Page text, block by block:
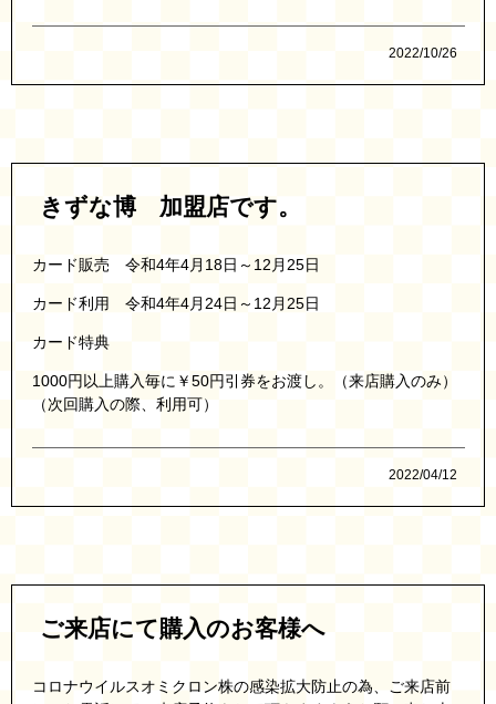
2022/10/26
きずな博 加盟店です。
カード販売 令和4年4月18日～12月25日
カード利用 令和4年4月24日～12月25日
カード特典
1000円以上購入毎に￥50円引券をお渡し。（来店購入のみ）
（次回購入の際、利用可）
2022/04/12
ご来店にて購入のお客様へ
コロナウイルスオミクロン株の感染拡大防止の為、ご来店前